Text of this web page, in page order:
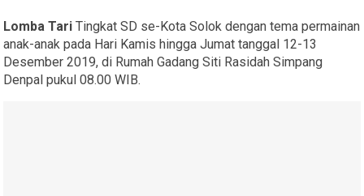
Lomba Tari Tingkat SD se-Kota Solok dengan tema permainan
anak-anak pada Hari Kamis hingga Jumat tanggal 12-13
Desember 2019, di Rumah Gadang Siti Rasidah Simpang
Denpal pukul 08.00 WIB.